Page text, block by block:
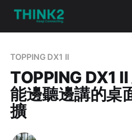
TOPPING DX1 II
TOPPING DX1
能邊聽邊講的桌
擴